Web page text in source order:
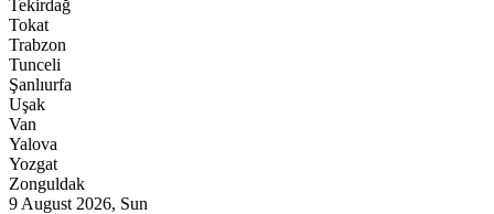
Tekirdağ
Tokat
Trabzon
Tunceli
Şanlıurfa
Uşak
Van
Yalova
Yozgat
Zonguldak
9 August 2026, Sun